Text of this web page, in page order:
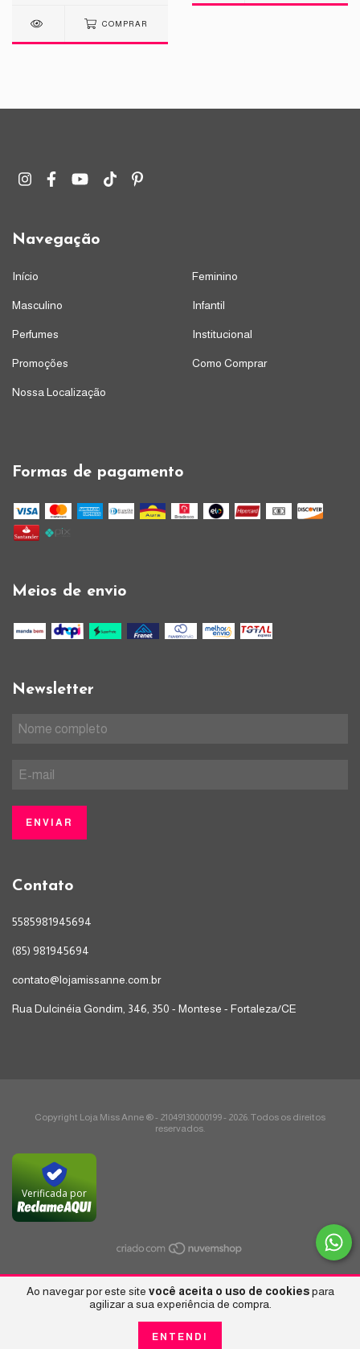
Ao navegar por este site você aceita o uso de cookiespara
agilizar a sua experiência de compra.
ENTENDI
COMPRAR
Navegação
Início Feminino
Masculino Infantil
Perfumes Institucional
Promoções Como Comprar
Nossa Localização
Formas de pagamento
Meios de envio
Newsletter
Contato
5585981945694
(85) 981945694
contato@lojamissanne.com.br
Rua Dulcinéia Gondim, 346, 350 - Montese - Fortaleza/CE
Copyright Loja Miss Anne ® - 21049130000199 - 2026. Todos os direitos
reservados.
Verificada por